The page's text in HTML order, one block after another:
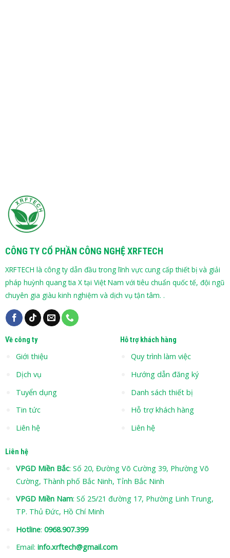
CÔNG TY CỔ PHẦN CÔNG NGHỆ XRFTECH
XRFTECH là công ty dẫn đầu trong lĩnh vực cung cấp thiết bị và giải
pháp huỳnh quang tia X tại Việt Nam với tiêu chuẩn quốc tế, đội ngũ
chuyên gia giàu kinh nghiệm và dịch vụ tận tâm. .
Về công ty
Giới thiệu
Dịch vụ
Tuyển dụng
Tin tức
Liên hệ
Hỗ trợ khách hàng
Quy trình làm việc
Hướng dẫn đăng ký
Danh sách thiết bị
Hỗ trợ khách hàng
Liên hệ
Liên hệ
VPGD Miền Bắc: Số 20, Đường Võ Cường 39, Phường Võ
Cường, Thành phố Bắc Ninh, Tỉnh Bắc Ninh
VPGD Miền Nam: Số 25/21 đường 17, Phường Linh Trung,
TP. Thủ Đức, Hồ Chí Minh
Hotline: 0968.907.399
Email: info.xrftech@gmail.com